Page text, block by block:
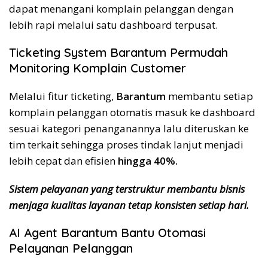
dapat menangani komplain pelanggan dengan
lebih rapi melalui satu dashboard terpusat.
Ticketing System Barantum Permudah
Monitoring Komplain Customer
Melalui fitur ticketing, Barantum membantu setiap
komplain pelanggan otomatis masuk ke dashboard
sesuai kategori penanganannya lalu diteruskan ke
tim terkait sehingga proses tindak lanjut menjadi
lebih cepat dan efisien hingga 40%.
Sistem pelayanan yang terstruktur membantu bisnis
menjaga kualitas layanan tetap konsisten setiap hari.
AI Agent Barantum Bantu Otomasi
Pelayanan Pelanggan